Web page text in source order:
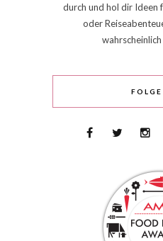
durch und hol dir Ideen
oder